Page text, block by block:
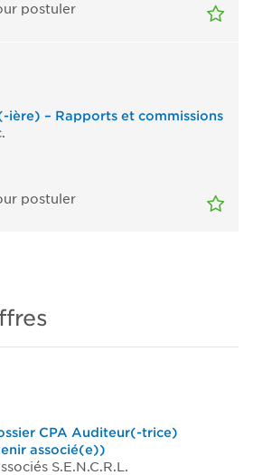
postuler
ière) – Rapports et commissions
postuler
CPA Auditeur(-trice)
associé(e))
S.E.N.C.R.L.